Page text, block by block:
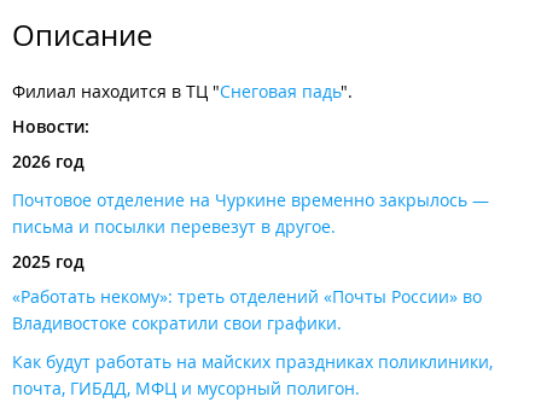
Описание
Филиал находится в ТЦ "Снеговая падь".
Новости:
2026 год
Почтовое отделение на Чуркине временно закрылось —
письма и посылки перевезут в другое.
2025 год
«Работать некому»: треть отделений «Почты России» во
Владивостоке сократили свои графики​.
Как будут работать на майских праздниках поликлиники,
почта, ГИБДД, МФЦ и мусорный полигон.